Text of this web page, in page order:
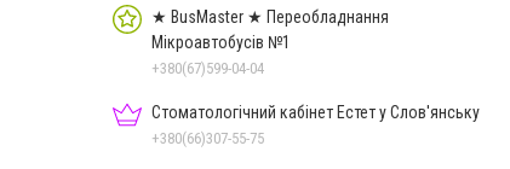
★ BusMaster ★ Переобладнання
Мікроавтобусів №1
+380(67)599-04-04
Стоматологічний кабінет Естет у Слов'янську
+380(66)307-55-75